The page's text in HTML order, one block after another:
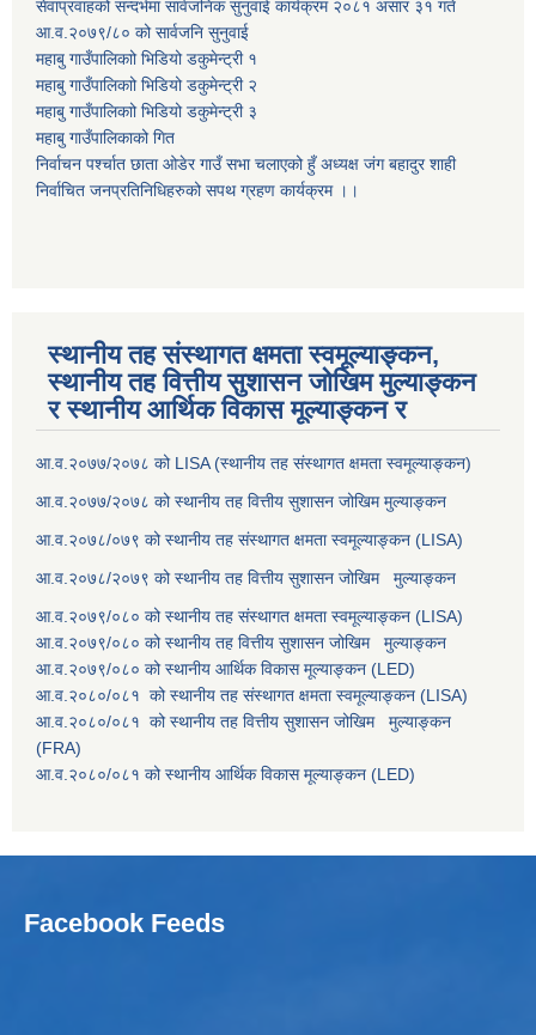
सेवाप्रवाहको सन्दर्भमा सार्वजनिक सुनुवाई कार्यक्रम २०८१ असार ३१ गते
आ.व.२०७९/८० को सार्वजनि सुनुवाई
महाबु गाउँपालिकाो भिडियो डकुमेन्ट्री १
महाबु गाउँपालिकाो भिडियो डकुमेन्ट्री २
महाबु गाउँपालिकाो भिडियो डकुमेन्ट्री ३
महाबु गाउँपालिकाको गित
निर्वाचन पर्श्चात छाता ओडेर गाउँ सभा चलाएको हुँ अध्यक्ष जंग बहादुर शाही
निर्वाचित जनप्रतिनिधिहरुको सपथ ग्रहण कार्यक्रम ।।
स्थानीय तह संस्थागत क्षमता स्वमूल्याङ्कन,
स्थानीय तह वित्तीय सुशासन जोखिम मुल्याङ्कन
र स्थानीय आर्थिक विकास मूल्याङ्कन र
आ.व.२०७७/२०७८ को LISA (स्थानीय तह संस्थागत क्षमता स्वमूल्याङ्कन)
आ.व.२०७७/२०७८ को स्थानीय तह वित्तीय सुशासन जोखिम मुल्याङ्कन
आ.व.२०७८/०७९ को स्थानीय तह संस्थागत क्षमता स्वमूल्याङ्कन (LISA)
आ.व.२०७८/२०७९ को स्थानीय तह वित्तीय सुशासन जोखिम मुल्याङ्कन
आ.व.२०७९/०८० को स्थानीय तह संस्थागत क्षमता स्वमूल्याङ्कन (LISA)
आ.व.२०७९/०८० को स्थानीय तह वित्तीय सुशासन जोखिम मुल्याङ्कन
आ.व.२०७९/०८० को स्थानीय आर्थिक विकास मूल्याङ्कन (LED)
आ.व.२०८०/०८१ को स्थानीय तह संस्थागत क्षमता स्वमूल्याङ्कन (LISA)
आ.व.२०८०/०८१ को स्थानीय तह वित्तीय सुशासन जोखिम मुल्याङ्कन
(FRA)
आ.व.२०८०/०८१ को स्थानीय आर्थिक विकास मूल्याङ्कन (LED)
Facebook Feeds